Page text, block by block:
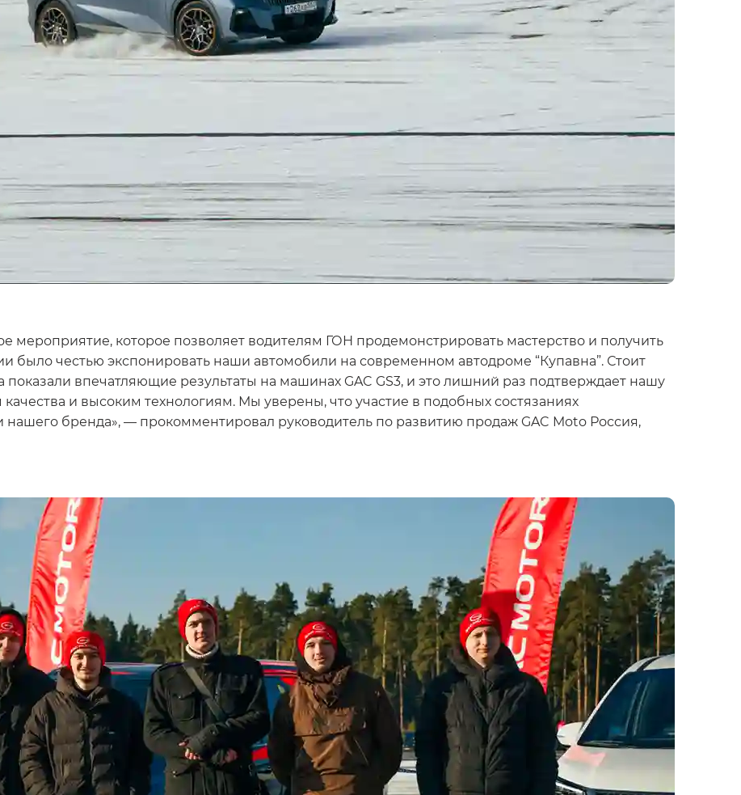
которое позволяет водителям ГОН продемонстрировать мастерство и получить
честью экспонировать наши автомобили на современном автодроме “Купавна”. Стоит
показали впечатляющие результаты на машинах GAC GS3, и это лишний раз подтверждает нашу
и высоким технологиям. Мы уверены, что участие в подобных состязаниях
нашего бренда», — прокомментировал руководитель по развитию продаж GAC Moto Россия,